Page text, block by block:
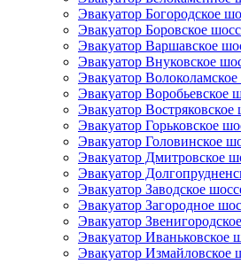
Эвакуатор Богородское
Эвакуатор Боровское
Эвакуатор Варшавское
Эвакуатор Внуковское
Эвакуатор
Эвакуатор Воробьевское
Эвакуатор Востряковское
Эвакуатор Горьковское
Эвакуатор Головинское
Эвакуатор Дмитровское
Эвакуатор
Эвакуатор Заводское
Эвакуатор Загородное
Эвакуатор
Эвакуатор Иваньковское
Эвакуатор Измайловское